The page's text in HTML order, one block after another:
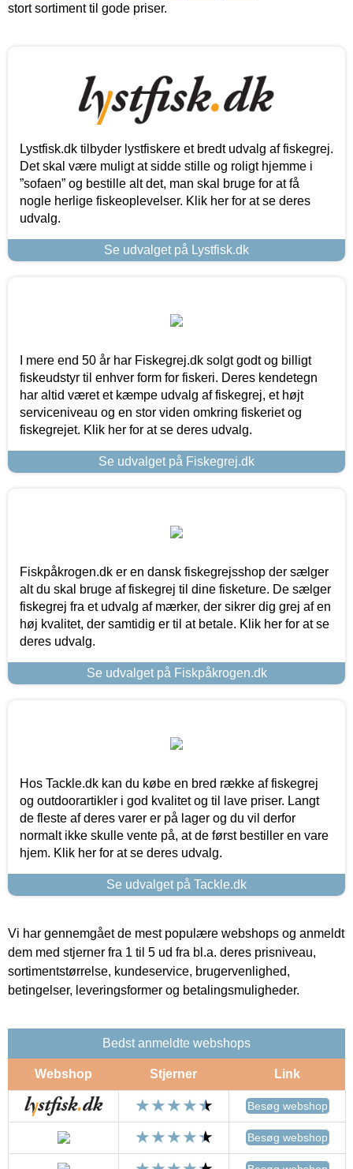
stort sortiment til gode priser.
Lystfisk.dk tilbyder lystfiskere et bredt udvalg af fiskegrej.
Det skal være muligt at sidde stille og roligt hjemme i
”sofaen” og bestille alt det, man skal bruge for at få
nogle herlige fiskeoplevelser. Klik her for at se deres
udvalg.
Se udvalget på Lystfisk.dk
I mere end 50 år har Fiskegrej.dk solgt godt og billigt
fiskeudstyr til enhver form for fiskeri. Deres kendetegn
har altid været et kæmpe udvalg af fiskegrej, et højt
serviceniveau og en stor viden omkring fiskeriet og
fiskegrejet. Klik her for at se deres udvalg.
Se udvalget på Fiskegrej.dk
Fiskpåkrogen.dk er en dansk fiskegrejsshop der sælger
alt du skal bruge af fiskegrej til dine fisketure. De sælger
fiskegrej fra et udvalg af mærker, der sikrer dig grej af en
høj kvalitet, der samtidig er til at betale. Klik her for at se
deres udvalg.
Se udvalget på Fiskpåkrogen.dk
Hos Tackle.dk kan du købe en bred række af fiskegrej
og outdoorartikler i god kvalitet og til lave priser. Langt
de fleste af deres varer er på lager og du vil derfor
normalt ikke skulle vente på, at de først bestiller en vare
hjem. Klik her for at se deres udvalg.
Se udvalget på Tackle.dk
Vi har gennemgået de mest populære webshops og anmeldt
dem med stjerner fra 1 til 5 ud fra bl.a. deres prisniveau,
sortimentstørrelse, kundeservice, brugervenlighed,
betingelser, leveringsformer og betalingsmuligheder.
Bedst anmeldte webshops
Webshop Stjerner Link
Besøg webshop
Besøg webshop